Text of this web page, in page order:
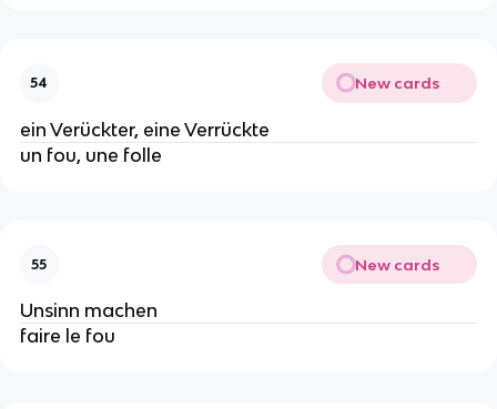
54 New cards
ein Verückter, eine Verrückte
un fou, une folle
55 New cards
Unsinn machen
faire le fou